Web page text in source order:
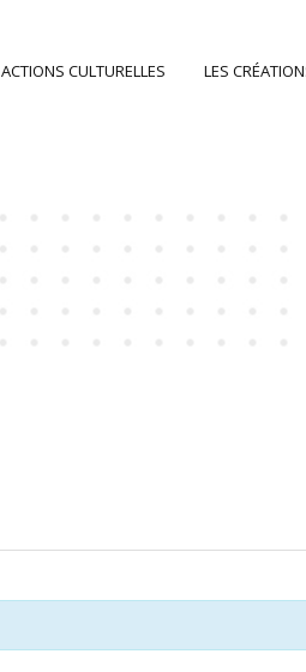
ACTIONS CULTURELLES LES